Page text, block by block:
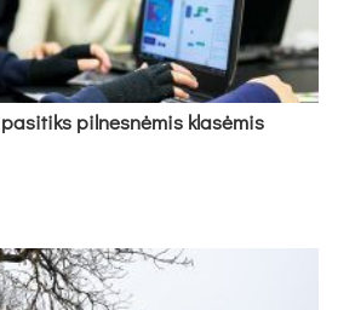
pil­nes­nė­mis kla­sė­mis